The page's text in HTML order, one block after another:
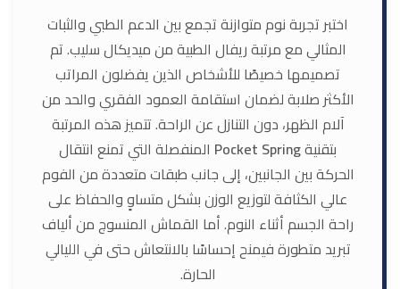
اختبر تجربة نوم متوازنة تجمع بين الدعم الطبي والثبات
المثالي مع مرتبة ريفال الطبية من ميديكال سليب. تم
تصميمها خصيصًا للأشخاص الذين يفضلون المراتب
الأكثر صلابة لضمان استقامة العمود الفقري والحد من
آلام الظهر، دون التنازل عن الراحة. تتميز هذه المرتبة
بتقنيةPocket Spring المنفصلة التي تمنع انتقال
الحركة بين الجانبين، إلى جانب طبقات متعددة من الفوم
عالي الكثافة لتوزيع الوزن بشكل متساوٍ والحفاظ على
راحة الجسم أثناء النوم. أما القماش المنسوج من ألياف
تبريد متطورة فيمنح إحساسًا بالانتعاش حتى في الليالي
الحارة.